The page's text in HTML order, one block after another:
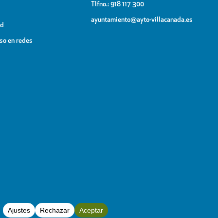
en redes
Tlfno.: 918 117 300
ayuntamiento@ayto-villacanada.es